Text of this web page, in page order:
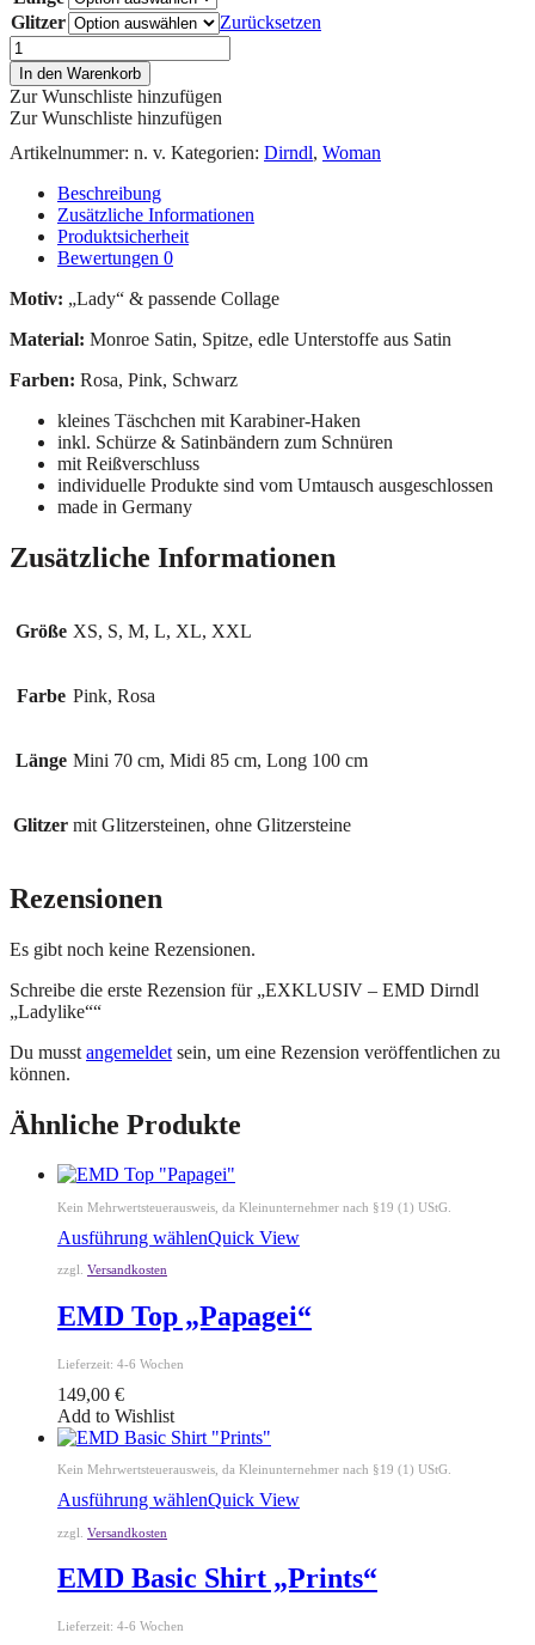
Glitzer
Zurücksetzen
In den Warenkorb
Zur Wunschliste hinzufügen
Zur Wunschliste hinzufügen
Artikelnummer: n. v. Kategorien: Dirndl, Woman
Beschreibung
Zusätzliche Informationen
Produktsicherheit
Bewertungen 0
Motiv: „Lady“ & passende Collage
Material: Monroe Satin, Spitze, edle Unterstoffe aus Satin
Farben: Rosa, Pink, Schwarz
kleines Täschchen mit Karabiner-Haken
inkl. Schürze & Satinbändern zum Schnüren
mit Reißverschluss
individuelle Produkte sind vom Umtausch ausgeschlossen
made in Germany
Zusätzliche Informationen
Größe XS, S, M, L, XL, XXL
Farbe Pink, Rosa
Länge Mini 70 cm, Midi 85 cm, Long 100 cm
Glitzer mit Glitzersteinen, ohne Glitzersteine
Rezensionen
Es gibt noch keine Rezensionen.
Schreibe die erste Rezension für „EXKLUSIV – EMD Dirndl
„Ladylike““
Du musst angemeldet sein, um eine Rezension veröffentlichen zu
können.
Ähnliche Produkte
Kein Mehrwertsteuerausweis, da Kleinunternehmer nach §19 (1) UStG.
Ausführung wählenQuick View
zzgl. Versandkosten
EMD Top „Papagei“
Lieferzeit: 4-6 Wochen
149,00 €
Add to Wishlist
Kein Mehrwertsteuerausweis, da Kleinunternehmer nach §19 (1) UStG.
Ausführung wählenQuick View
zzgl. Versandkosten
EMD Basic Shirt „Prints“
Lieferzeit: 4-6 Wochen